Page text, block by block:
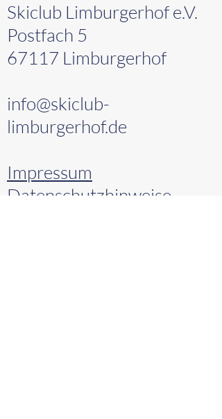
Skiclub Limburgerhof e.V.
Postfach 5
67117 Limburgerhof
info@skiclub-
limburgerhof.de
Impressum
Datenschutzhinweise